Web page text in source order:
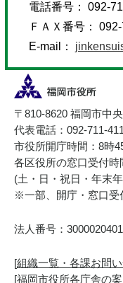
電話番号： 092-
ＦＡＸ番号：
E-mail：
〒810-8620 福岡市中
代表電話：092-711-
市役所開庁時間：8時
各区役所の窓口受付
(土・日・祝日・年末
※一部、開庁・窓口受
法人番号：
[組織一覧・各課お問
[福岡市役所各庁舎の